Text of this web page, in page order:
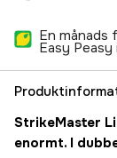
En månads
Easy Peasy
StrikeMaster
enormt. I